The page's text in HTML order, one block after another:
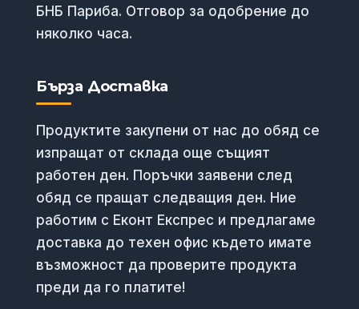
БНБ Париба. Отговор за одобрение до
няколко часа.
Бърза Доставка
Продуктите закупени от нас до обяд се
изпращат от склада още същият
работен ден. Поръчки заявени след
обяд се пращат следващия ден. Ние
работим с Еконт Експрес и предлагаме
доставка до техен офис където имате
възможност да проверите продукта
преди да го платите!